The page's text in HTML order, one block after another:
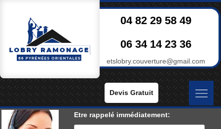
04 82 29 58 49
06 34 14 23 36
etslobry.couverture@gmail.com
Devis Gratuit
Etre rappelé immédiatement: